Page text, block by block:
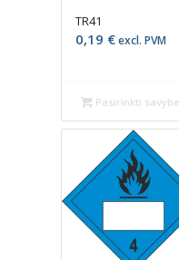
TR41
0,19 €excl. PVM
Pasirinkti